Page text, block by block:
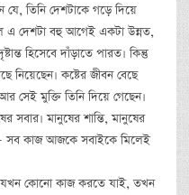
যে, তিনি দেশটাকে গড়ে দিয়ে
এ দেশটা বহু আগেই একটা উন্নত,
হিসেবে দাঁড়াতে পারত। কিন্তু
নিয়েছেন। কষ্টের জীবন বেছে
সেই মুক্তি তিনি দিয়ে গেছেন।
সবার। মানুষের শান্তি, মানুষের
সব কাজ আজকে সবাইকে মিলেই
যখন কোনো কাজ করতে যাই, তখন